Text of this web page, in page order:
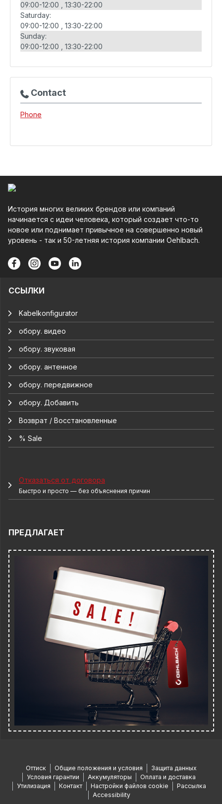
09:00-12:00
13:30-22:00
Saturday:
09:00-12:00
13:30-22:00
Sunday:
09:00-12:00
13:30-22:00
Contact
Phone
История многих великих брендов или компаний
начинается с идеи человека, который создает что-то
новое или поднимает привычное на совершенно новый
уровень - так и 50-летняя история компании Oehlbach.
ССЫЛКИ
Kabelkonfigurator
обору. видео
обору. звуковая
обору. антенное
обору. передвижное
обору. Добавить
Возврат / Восстановленные
% Sale
Отказаться от договора
Быстро и просто — без объяснения причин
ПРЕДЛАГАЕТ
Оттиск Общие положения и условия
Защита данных
Условия гарантии
Аккумуляторы
Оплата и доставка
Утилизация
Контакт Настройки файлов cookie
Рассылка
Accessibility